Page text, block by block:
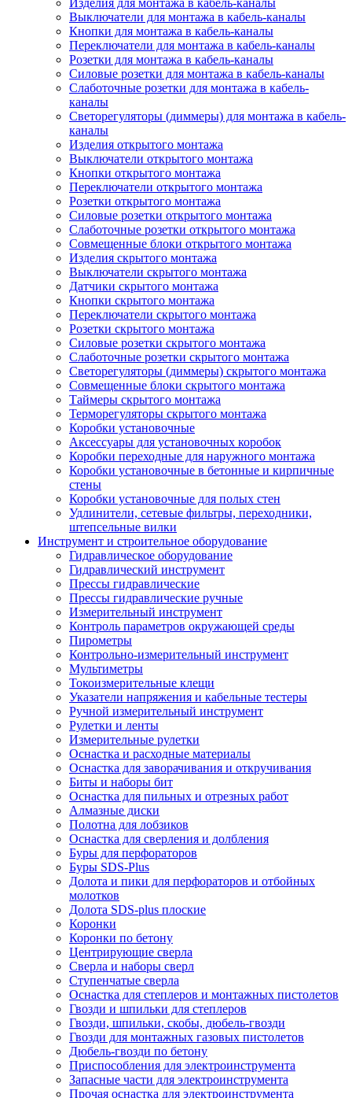
Изделия для монтажа в кабель-каналы
Выключатели для монтажа в кабель-каналы
Кнопки для монтажа в кабель-каналы
Переключатели для монтажа в кабель-каналы
Розетки для монтажа в кабель-каналы
Силовые розетки для монтажа в кабель-каналы
Слаботочные розетки для монтажа в кабель-
каналы
Светорегуляторы (диммеры) для монтажа в кабель-
каналы
Изделия открытого монтажа
Выключатели открытого монтажа
Кнопки открытого монтажа
Переключатели открытого монтажа
Розетки открытого монтажа
Силовые розетки открытого монтажа
Слаботочные розетки открытого монтажа
Совмещенные блоки открытого монтажа
Изделия скрытого монтажа
Выключатели скрытого монтажа
Датчики скрытого монтажа
Кнопки скрытого монтажа
Переключатели скрытого монтажа
Розетки скрытого монтажа
Силовые розетки скрытого монтажа
Слаботочные розетки скрытого монтажа
Светорегуляторы (диммеры) скрытого монтажа
Совмещенные блоки скрытого монтажа
Таймеры скрытого монтажа
Терморегуляторы скрытого монтажа
Коробки установочные
Аксессуары для установочных коробок
Коробки переходные для наружного монтажа
Коробки установочные в бетонные и кирпичные
стены
Коробки установочные для полых стен
Удлинители, сетевые фильтры, переходники,
штепсельные вилки
Инструмент и строительное оборудование
Гидравлическое оборудование
Гидравлический инструмент
Прессы гидравлические
Прессы гидравлические ручные
Измерительный инструмент
Контроль параметров окружающей среды
Пирометры
Контрольно-измерительный инструмент
Мультиметры
Токоизмерительные клещи
Указатели напряжения и кабельные тестеры
Ручной измерительный инструмент
Рулетки и ленты
Измерительные рулетки
Оснастка и расходные материалы
Оснастка для заворачивания и откручивания
Биты и наборы бит
Оснастка для пильных и отрезных работ
Алмазные диски
Полотна для лобзиков
Оснастка для сверления и долбления
Буры для перфораторов
Буры SDS-Plus
Долота и пики для перфораторов и отбойных
молотков
Долота SDS-plus плоские
Коронки
Коронки по бетону
Центрирующие сверла
Сверла и наборы сверл
Ступенчатые сверла
Оснастка для степлеров и монтажных пистолетов
Гвозди и шпильки для степлеров
Гвозди, шпильки, скобы, дюбель-гвозди
Гвозди для монтажных газовых пистолетов
Дюбель-гвозди по бетону
Приспособления для электроинструмента
Запасные части для электроинструмента
Прочая оснастка для электроинструмента